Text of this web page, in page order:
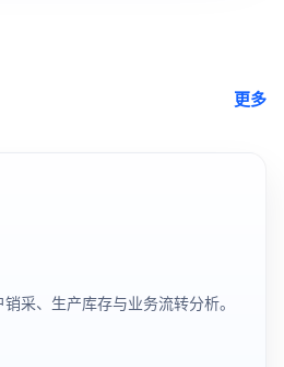
更多
采、生产库存与业务流转分析。